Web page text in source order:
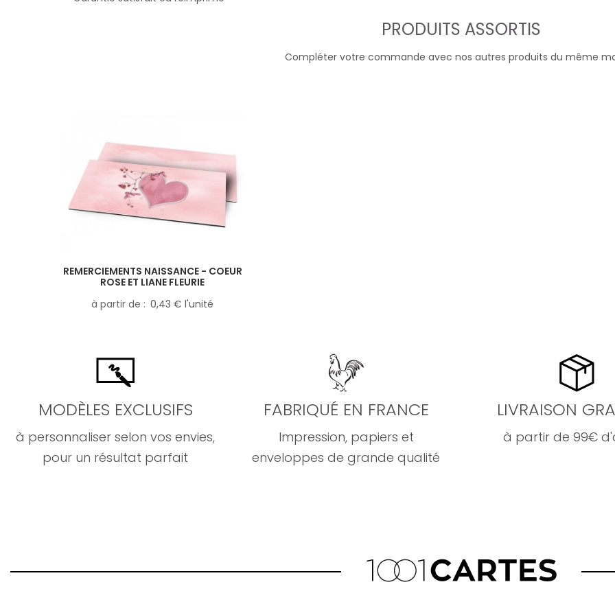
PRODUITS ASSORTIS
Compléter votre commande avec nos autres produits du même
REMERCIEMENTS NAISSANCE - COEUR
ROSE ET LIANE FLEURIE
à partir de
0,43 € l'unité
MODÈLES EXCLUSIFS
à personnaliser selon vos envies,
pour un résultat parfait
FABRIQUÉ EN FRANCE
Impression, papiers et
enveloppes de grande qualité
LIVRAISON
à partir de 99€